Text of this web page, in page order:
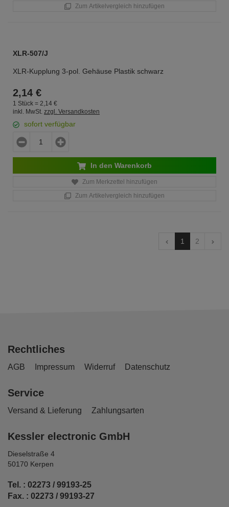
Zum Artikelvergleich hinzufügen
XLR-507/J
XLR-Kupplung 3-pol. Gehäuse Plastik schwarz
2,14 €
1 Stück = 2, 14 €
inkl. MwSt. zzgl. Versandkosten
sofort verfügbar
In den Warenkorb
Zum Merkzettel hinzufügen
Zum Artikelvergleich hinzufügen
1 2
Rechtliches
AGB Impressum Widerruf Datenschutz
Service
Versand & Lieferung Zahlungsarten
Kessler electronic GmbH
Dieselstraße 4
50170 Kerpen
Tel. : 02273 / 99193-25
Fax. : 02273 / 99193-27